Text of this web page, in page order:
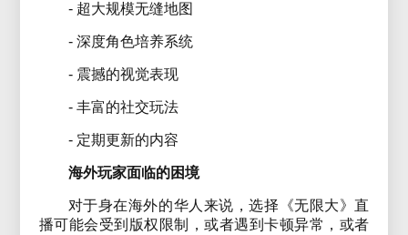
- 超大规模无缝地图
- 深度角色培养系统
- 震撼的视觉表现
- 丰富的社交玩法
- 定期更新的内容
海外玩家面临的困境
对于身在海外的华人来说，选择《无限大》直
播可能会受到版权限制，或者遇到卡顿异常，或者